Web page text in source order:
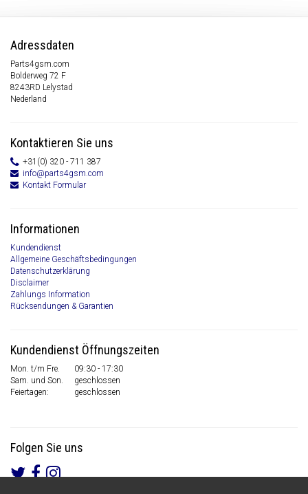
Adressdaten
Parts4gsm.com
Bolderweg 72 F
8243RD Lelystad
Nederland
Kontaktieren Sie uns
+31(0) 320 - 711 387
info@parts4gsm.com
Kontakt Formular
Informationen
Kundendienst
Allgemeine Geschäftsbedingungen
Datenschutzerklärung
Disclaimer
Zahlungs Information
Rücksendungen & Garantien
Kundendienst Öffnungszeiten
Mon. t/m Fre.
09:30 - 17:30
Sam. und Son.
geschlossen
Feiertagen:
geschlossen
Folgen Sie uns